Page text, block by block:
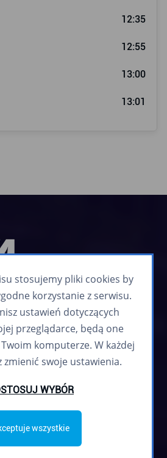
12:35
12:55
13:00
13:01
w Gdyni jest
Gdyni
stosujemy pliki cookies by
korzystanie z serwisu.
ustawień dotyczących
przeglądarce, będą one
komputerze. W każdej
zmienić swoje ustawienia.
WYBÓR
wszystkie